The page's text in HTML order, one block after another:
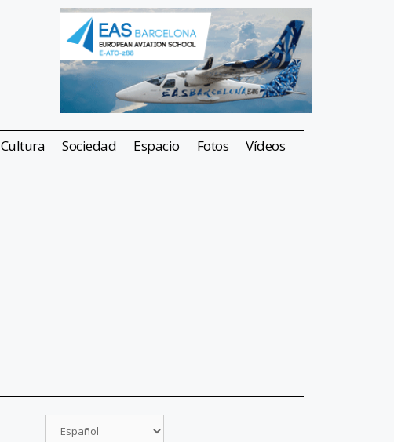
Cultura Sociedad Espacio Fotos Vídeos